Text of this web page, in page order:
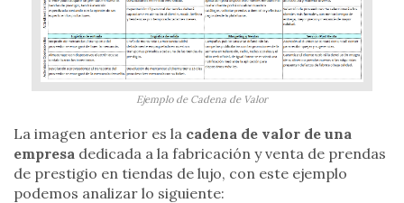
Ejemplo de Cadena de Valor
La imagen anterior es la cadena de valor de una
empresa dedicada a la fabricación y venta de prendas
de prestigio en tiendas de lujo, con este ejemplo
podemos analizar lo siguiente: